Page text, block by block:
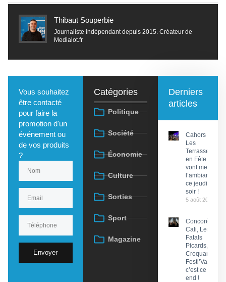
Thibaut Souperbie
Journaliste indépendant depuis 2015. Créateur de
Medialot.fr
Vous souhaitez
être contacté
pour faire la
promotion d'un
événement ou
de vos produits
?
Envoyer
Catégories
Politique
Société
Économie
Culture
Sorties
Sport
Magazine
Derniers
articles
Cahors :
Les
Terrasses
en Fête
vont mettre
l’ambiance
ce jeudi
soir !
5 août 2026
Concorès :
Cali, Les
Fatals
Picards, Les
Croquants…
Festi’ValCéou,
c’est ce week-
end !